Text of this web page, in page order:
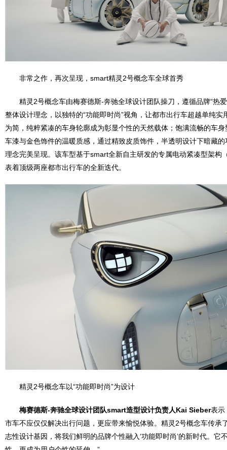
非常之作，再次呈现，smart精灵2号概念车全球首秀
精灵2号概念车由梅赛德斯-奔驰全球设计团队操刀，遵循品牌“热
整体设计理念，以独特的“功能即时尚”视角，让都市出行车超越单纯实
为简，纯粹紧凑的车身轮廓成为彰显个性的天然载体；饱满流畅的车
车漆与金色饰件的温暖质感，通过精致皮质饰件，半透明设计下暗藏
理念完美呈现。该车型基于smart全新自主研发的专属电动紧凑型架构
表着顶级两座都市出行车的全新迭代。
精灵2号概念车以“功能即时尚”为设计
梅赛德斯-奔驰全球设计团队smart造型设计负责人Kai Sieber表示
市车不应仅仅解决出行问题，更应带来愉悦体验。精灵2号概念车传承
志性设计基因，将我们鲜明的品牌个性融入‘功能即时尚’的新时代。它